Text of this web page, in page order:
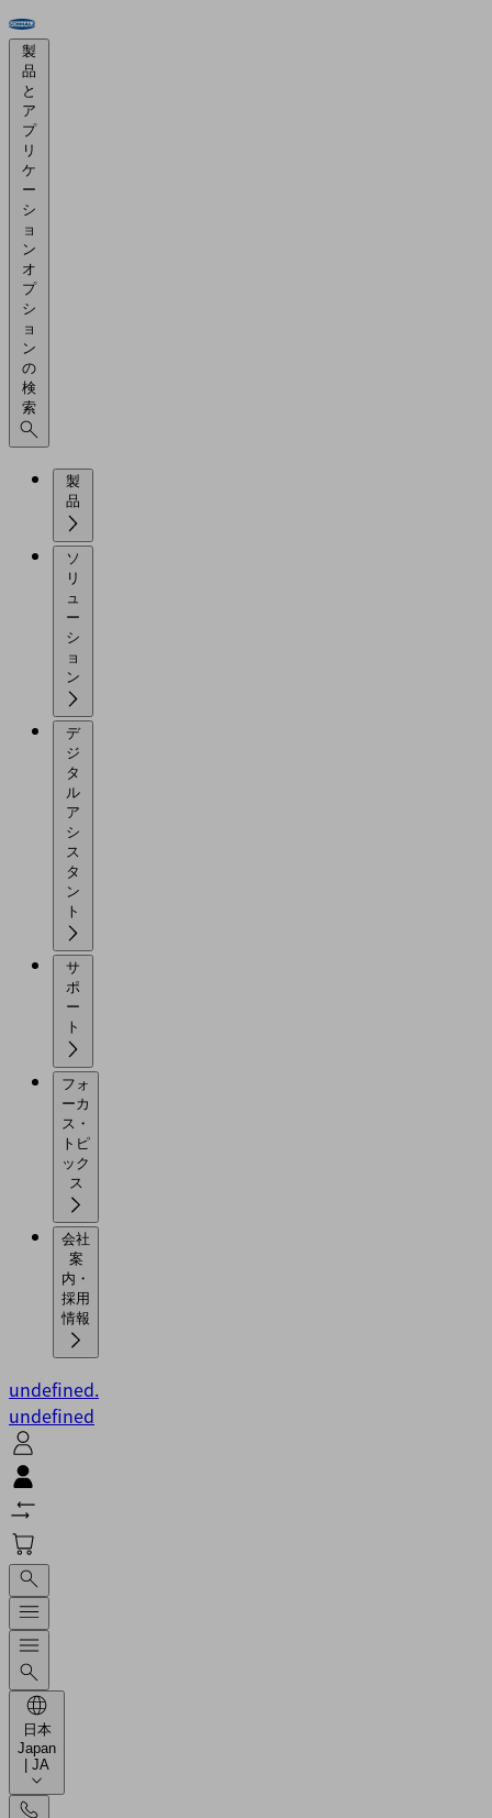
製
品
と
ア
プ
リ
ケ
ー
シ
ョ
ン
オ
プ
シ
ョ
ン
の
検
索
製
ソ
リ
ュ
ー
シ
ョ
デ
ジ
タ
ル
ア
シ
ス
タ
ン
サ
ポ
ー
フォ
ーカ
ス・
トピ
ック
会社
案
内・
採用
情報
undefined.
undefined
日本
Japan
| JA